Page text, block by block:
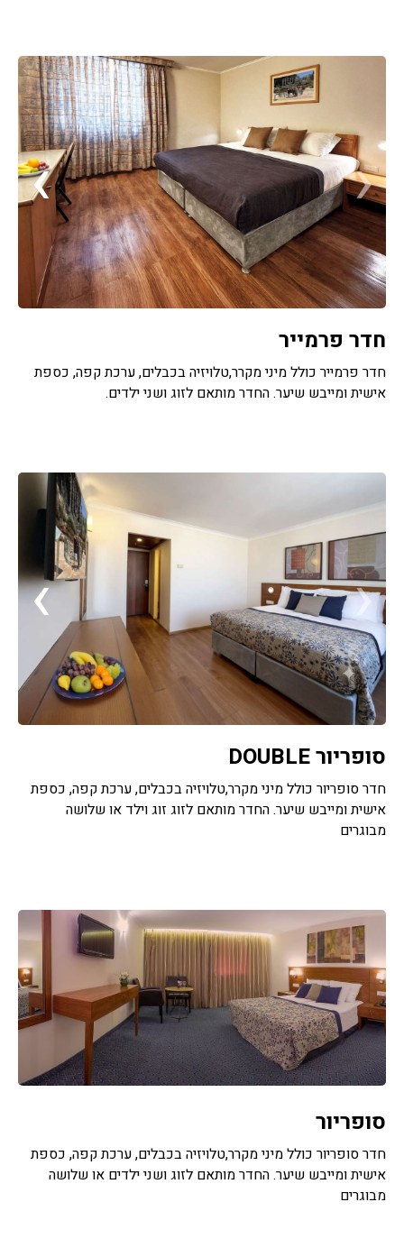
‹
›
חדר פרמייר
חדר פרמייר כולל מיני מקרר,טלויזיה בכבלים, ערכת קפה, כספת
אישית ומייבש שיער. החדר מותאם לזוג ושני ילדים.
‹
›
סופריור DOUBLE
חדר סופריור כולל מיני מקרר,טלויזיה בכבלים, ערכת קפה, כספת
אישית ומייבש שיער. החדר מותאם לזוג זוג וילד או שלושה
מבוגרים
סופריור
חדר סופריור כולל מיני מקרר,טלויזיה בכבלים, ערכת קפה, כספת
אישית ומייבש שיער. החדר מותאם לזוג ושני ילדים או שלושה
מבוגרים